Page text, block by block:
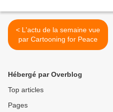
< L'actu de la semaine vue
par Cartooning for Peace
Hébergé par Overblog
Top articles
Pages